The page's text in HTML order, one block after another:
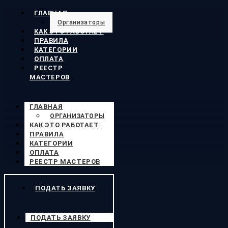
ГЛАВНАЯ
Организаторы
КАК ЭТО РАБОТАЕТ
ПРАВИЛА
КАТЕГОРИИ
ОПЛАТА
РЕЕСТР
МАСТЕРОВ
ГЛАВНАЯ
ОРГАНИЗАТОРЫ
КАК ЭТО РАБОТАЕТ
ПРАВИЛА
КАТЕГОРИИ
ОПЛАТА
РЕЕСТР МАСТЕРОВ
ПОДАТЬ ЗАЯВКУ
ПОДАТЬ ЗАЯВКУ